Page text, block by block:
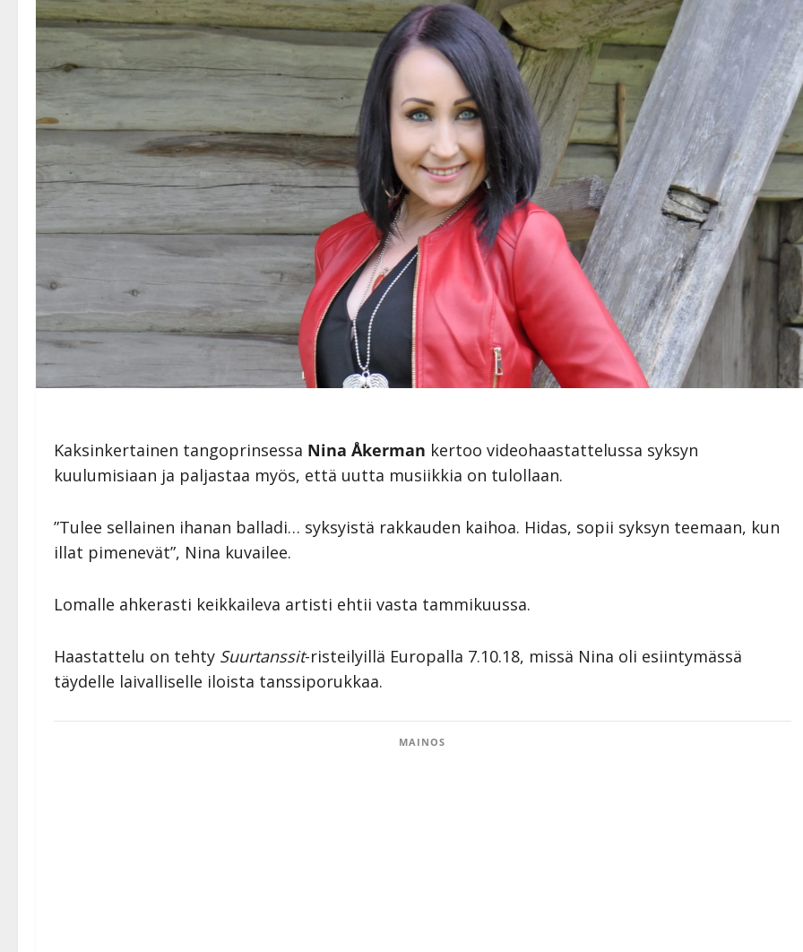
Kaksinkertainen tangoprinsessa Nina Åkerman kertoo videohaastattelussa syksyn
kuulumisiaan ja paljastaa myös, että uutta musiikkia on tulollaan.
”Tulee sellainen ihanan balladi… syksyistä rakkauden kaihoa. Hidas, sopii syksyn teemaan, kun
illat pimenevät”, Nina kuvailee.
Lomalle ahkerasti keikkaileva artisti ehtii vasta tammikuussa.
Haastattelu on tehty Suurtanssit-risteilyillä Europalla 7.10.18, missä Nina oli esiintymässä
täydelle laivalliselle iloista tanssiporukkaa.
MAINOS